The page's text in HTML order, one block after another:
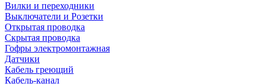
Вилки и переходники
Выключатели и Розетки
Открытая проводка
Скрытая проводка
Гофры электромонтажная
Датчики
Кабель греющий
Кабель-канал